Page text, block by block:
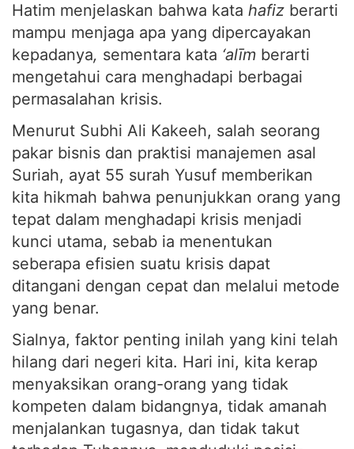
Hatim menjelaskan bahwa kata hafiz berarti
mampu menjaga apa yang dipercayakan
kepadanya, sementara kata ‘alīm berarti
mengetahui cara menghadapi berbagai
permasalahan krisis.
Menurut Subhi Ali Kakeeh, salah seorang
pakar bisnis dan praktisi manajemen asal
Suriah, ayat 55 surah Yusuf memberikan
kita hikmah bahwa penunjukkan orang yang
tepat dalam menghadapi krisis menjadi
kunci utama, sebab ia menentukan
seberapa efisien suatu krisis dapat
ditangani dengan cepat dan melalui metode
yang benar.
Sialnya, faktor penting inilah yang kini telah
hilang dari negeri kita. Hari ini, kita kerap
menyaksikan orang-orang yang tidak
kompeten dalam bidangnya, tidak amanah
menjalankan tugasnya, dan tidak takut